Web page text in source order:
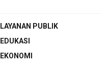
LAYANAN PUBLIK
EDUKASI
EKONOMI